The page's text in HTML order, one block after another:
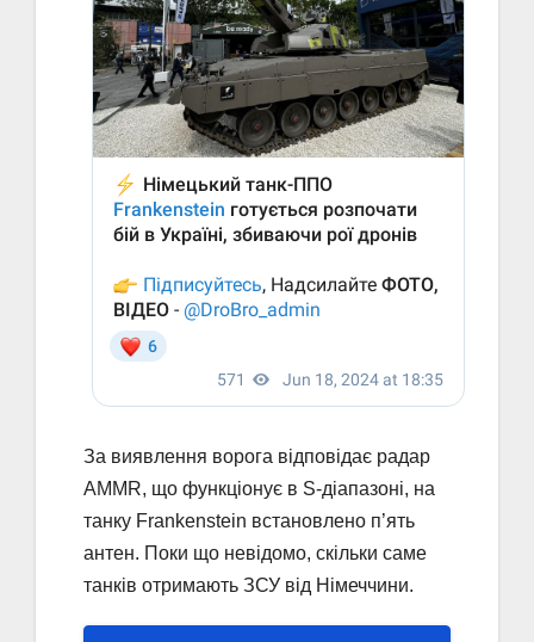
За виявлення ворога відповідає радар
AMMR, що функціонує в S-діапазоні, на
танку Frankenstein встановлено п’ять
антен. Поки що невідомо, скільки саме
танків отримають ЗСУ від Німеччини.